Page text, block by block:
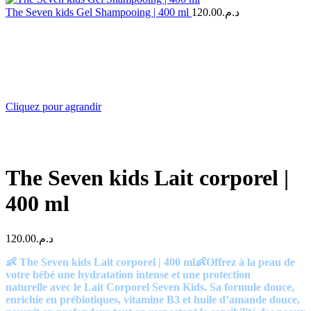
était :
The Seven kids Gel Shampooing | 400 ml د.م.120.00
Cliquez pour agrandir
The Seven kids Lait corporel |
400 ml
د.م.120.00
👶 The Seven kids Lait corporel | 400 ml👶Offrez à la peau de
votre bébé une hydratation intense et une protection
naturelle avec le Lait Corporel Seven Kids. Sa formule douce,
enrichie en prébiotiques, vitamine B3 et huile d’amande douce,